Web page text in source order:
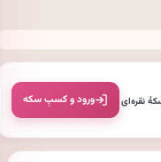
ورود و کسبِ سکه